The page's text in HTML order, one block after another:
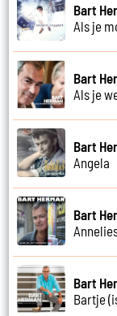
Bart
Als je
Bart
Als je
Bart
Angela
Bart
Bart
Bartje